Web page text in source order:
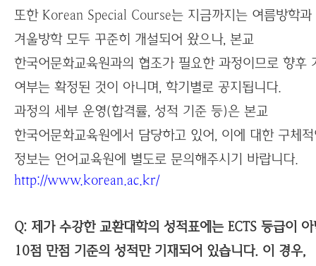
또한 Korean Special Course는 지금까지는 여름방학과
겨울방학 모두 꾸준히 개설되어 왔으나, 본교
한국어문화교육원과의 협조가 필요한 과정이므로 향후
여부는 확정된 것이 아니며, 학기별로 공지됩니다.
과정의 세부 운영(합격률, 성적 기준 등)은 본교
한국어문화교육원에서 담당하고 있어, 이에 대한 구체
정보는 언어교육원에 별도로 문의해주시기 바랍니다.
http://www.korean.ac.kr/
Q: 제가 수강한 교환대학의 성적표에는 ECTS 등급이 아
10점 만점 기준의 성적만 기재되어 있습니다. 이 경우,